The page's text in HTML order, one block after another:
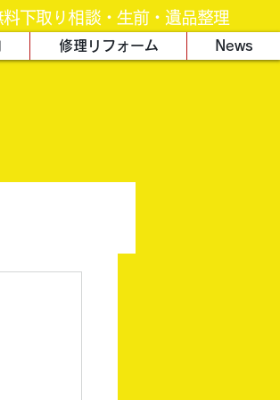
下取り相談・生前・遺品整理
修理リフォーム News